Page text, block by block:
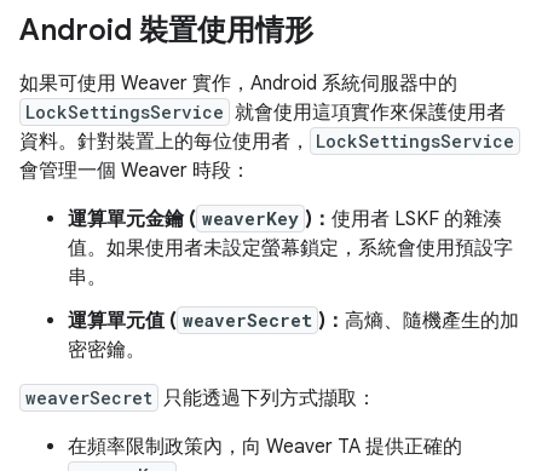
Android 裝置使用情形
如果可使用 Weaver 實作，Android 系統伺服器中的
LockSettingsService 就會使用這項實作來保護使用者
資料。針對裝置上的每位使用者，
LockSettingsService
會管理一個 Weaver 時段：
運算單元金鑰 ( weaverKey )： 使用者 LSKF 的雜湊
值。如果使用者未設定螢幕鎖定，系統會使用預設字
串。
運算單元值 ( weaverSecret )： 高熵、隨機產生的加
密密鑰。
weaverSecret 只能透過下列方式擷取：
在頻率限制政策內，向 Weaver TA 提供正確的